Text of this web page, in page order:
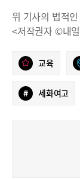
위 기사의 법적
<저작권자 ©내
교육
# 세화여고